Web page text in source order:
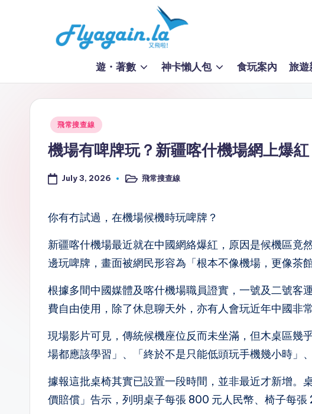
飛
啦
！
Fl
ai
n.
la
遊・著數 神卡懶人包 食玩案內 旅遊
Posted
飛常搜查線
機場有啤牌玩？新疆喀什機場網上爆紅
July 3, 2026
Posted飛常搜查線
你有冇試過，在機場候機時玩啤牌？
新疆喀什機場最近就在中國網絡爆紅，原因是候機區竟
邊玩啤牌，畫面被網民形容為「根本不像機場，更像茶館
根據多間中國媒體及喀什機場職員證實，一號及二號客
費自由使用，除了休息聊天外，亦有人會玩近年中國非
現場影片可見，傳統候機座位反而未坐滿，但木桌區幾
場都應該學習」、「終於不是只能低頭玩手機幾小時」
據報這批桌椅其實已設置一段時間，並非最近才新增。
價賠償」告示，列明桌子每張 800 元人民幣、椅子每張